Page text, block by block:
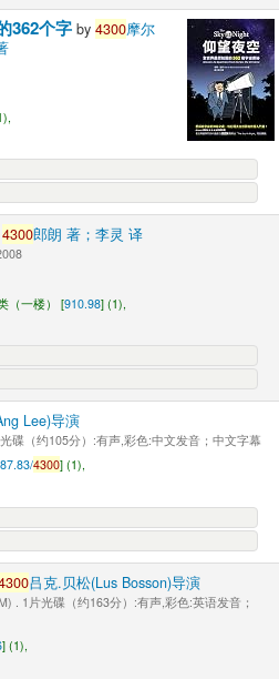
362个字by4300摩尔
4300郎朗 著；李灵 译
（一楼） [910.98] (1),
Lee)导演
碟（约105分）:有声,彩色:中文发音；中文字幕
4300] (1),
吕克.贝松(Lus Bosson)导演
. 1片光碟（约163分）:有声,彩色:英语发音；
] (1),